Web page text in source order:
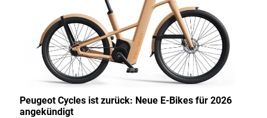
Peugeot Cycles ist zurück: Neue E-Bikes für 2026
angekündigt